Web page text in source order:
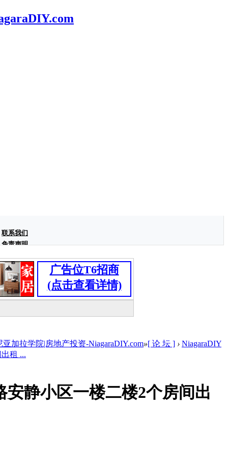
联系我们
免责声明
广告位T6招商
(点击查看详情)
加拉学院|房地产投资-NiagaraDIY.com»[ 论 坛 ] › NiagaraDIY
租 ...
安静小区一楼二楼2个房间出